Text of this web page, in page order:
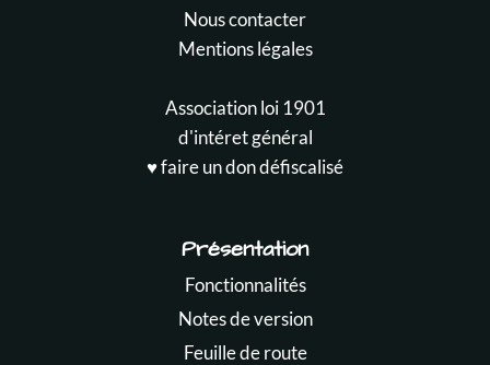
Nous contacter
Mentions légales
Association loi 1901
d'intéret général
♥️ faire un don défiscalisé
Présentation
Fonctionnalités
Notes de version
Feuille de route